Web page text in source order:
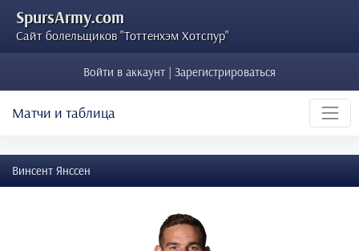
SpursArmy.com
Сайт болельщиков "Тоттенхэм Хотспур"
Войти в аккаунт | Зарегистрироваться
Матчи и таблица
Винсент Янссен